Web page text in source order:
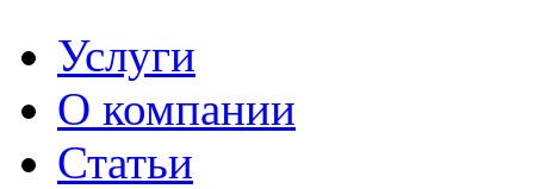
Услуги
О компании
Статьи